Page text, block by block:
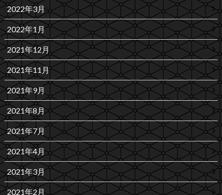
2022年3月
2022年1月
2021年12月
2021年11月
2021年9月
2021年8月
2021年7月
2021年4月
2021年3月
2021年2月